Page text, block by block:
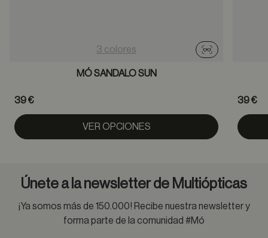
3 colores
Probador
MÓ SANDALO SUN
39 €
VER OPCIONES
39 €
Únete a la newsletter de Multiópticas
¡Ya somos más de 150.000! Recibe nuestra newsletter y
forma parte de la comunidad #Mó